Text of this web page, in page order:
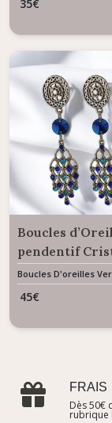
35€
Boucles
pendentif
Autrichien
Boucles D'oreilles
Résine & Céramique
45€
FRAIS
Dès 50€
rubrique